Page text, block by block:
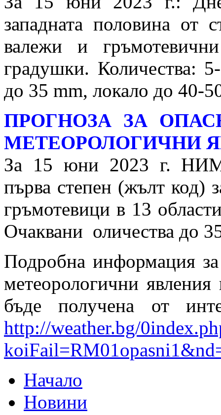
западната половина от
валежи и
градушки. Количества:
до 35 mm, локало до 40-
ПРОГНОЗА ЗА
МЕТЕОРОЛОГИЧНИ
За 15 юни 2023 г.
първа степен (жълт код)
гръмотевици в 13
Очаквани оличества до
Подробна информация
метеорологични
бъде получена от
http://weather.bg/
Начало
Новини